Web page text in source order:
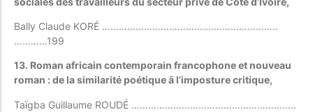
Bally Claude KORÉ ……………………………….……………………..
…………199
13. Roman africain contemporain francophone et nouveau
roman : de la similarité poétique ā l’imposture critique,
Taïgba Guillaume ROUDÉ …………………………………………………..